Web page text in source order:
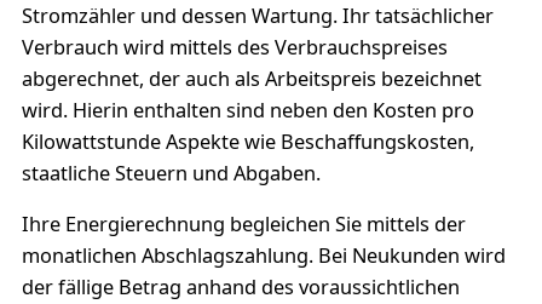
Stromzähler und dessen Wartung. Ihr tatsächlicher
Verbrauch wird mittels des Verbrauchspreises
abgerechnet, der auch als Arbeitspreis bezeichnet
wird. Hierin enthalten sind neben den Kosten pro
Kilowattstunde Aspekte wie Beschaffungskosten,
staatliche Steuern und Abgaben.
Ihre Energierechnung begleichen Sie mittels der
monatlichen Abschlagszahlung. Bei Neukunden wird
der fällige Betrag anhand des voraussichtlichen